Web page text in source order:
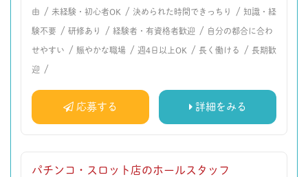
由 / 未経験・初心者OK / 決められた時間できっちり / 知識・経
験不要 / 研修あり / 経験者・有資格者歓迎 / 自分の都合に合わ
せやすい / 賑やかな職場 / 週4日以上OK / 長く働ける / 長期歓
迎 /
応募する 詳細をみる
パチンコ・スロット店のホールスタッフ